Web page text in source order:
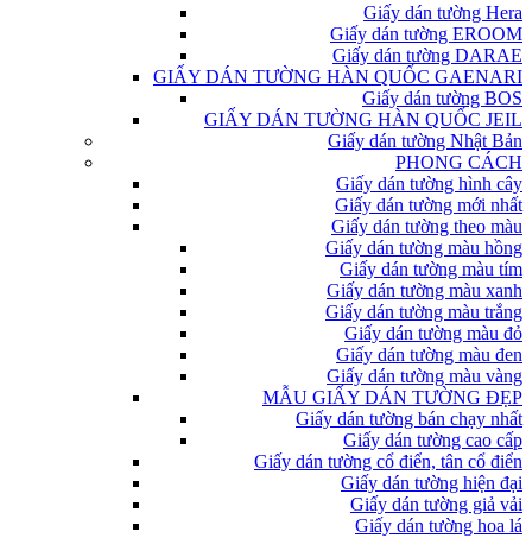
Giấy dán tường Hera
Giấy dán tường EROOM
Giấy dán tường DARAE
GIẤY DÁN TƯỜNG HÀN QUỐC GAENARI
Giấy dán tường BOS
GIẤY DÁN TƯỜNG HÀN QUỐC JEIL
Giấy dán tường Nhật Bản
PHONG CÁCH
Giấy dán tường hình cây
Giấy dán tường mới nhất
Giấy dán tường theo màu
Giấy dán tường màu hồng
Giấy dán tường màu tím
Giấy dán tường màu xanh
Giấy dán tường màu trắng
Giấy dán tường màu đỏ
Giấy dán tường màu đen
Giấy dán tường màu vàng
MẪU GIẤY DÁN TƯỜNG ĐẸP
Giấy dán tường bán chạy nhất
Giấy dán tường cao cấp
Giấy dán tường cổ điển, tân cổ điển
Giấy dán tường hiện đại
Giấy dán tường giả vải
Giấy dán tường hoa lá